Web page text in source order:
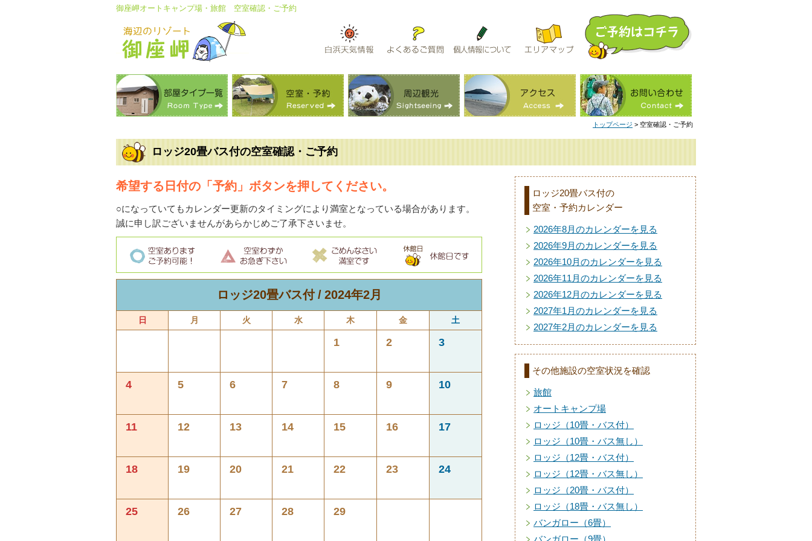
御座岬オートキャンプ場・旅館 空室確認・ご予約
トップページ > 空室確認・ご予約
ロッジ20畳バス付の空室確認・ご予約
希望する日付の「予約」ボタンを押してください。
○になっていてもカレンダー更新のタイミングにより満室となっている場合があります。
誠に申し訳ございませんがあらかじめご了承下さいませ。
ロッジ20畳バス付 2024年2月
日 月 火 水 木 金 土
1 2 3
4 5 6 7 8 9 10
11 12 13 14 15 16 17
18 19 20 21 22 23 24
25 26 27 28 29
ロッジ20畳バス付の
空室・予約カレンダー
2026年8月のカレンダーを見る
2026年9月のカレンダーを見る
2026年10月のカレンダーを見る
2026年11月のカレンダーを見る
2026年12月のカレンダーを見る
2027年1月のカレンダーを見る
2027年2月のカレンダーを見る
その他施設の空室状況を確認
旅館
オートキャンプ場
ロッジ（10畳・バス付）
ロッジ（10畳・バス無し）
ロッジ（12畳・バス付）
ロッジ（12畳・バス無し）
ロッジ（20畳・バス付）
ロッジ（18畳・バス無し）
バンガロー（6畳）
バンガロー（9畳）